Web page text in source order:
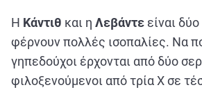
Η Κάντιθ και η Λεβάντε είναι
φέρνουν πολλές ισοπαλίες. Να
γηπεδούχοι έρχονται από δύο
φιλοξενούμενοι από τρία Χ σε